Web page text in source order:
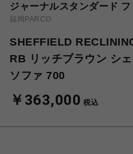
ジャーナルスタンダード
福岡PARCO
SHEFFIELD
RB リッチブラウン シ
ソファ 700
￥363,000 税込